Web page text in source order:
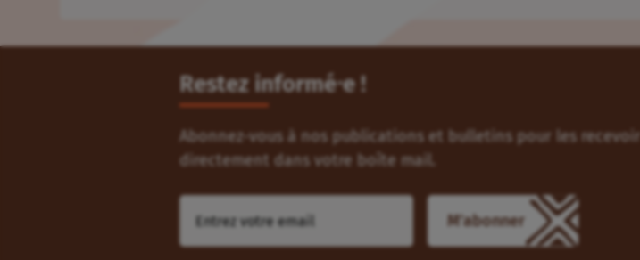
Restez informé⸱e !
Abonnez-vous à nos publications et bulletins pour les recevoir
directement dans votre boîte mail.
M'abonner